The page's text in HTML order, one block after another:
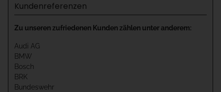
Kundenreferenzen
Zu unseren zufriedenen Kunden zählen unter anderem:
Audi AG
BMW
Bosch
BRK
Bundeswehr